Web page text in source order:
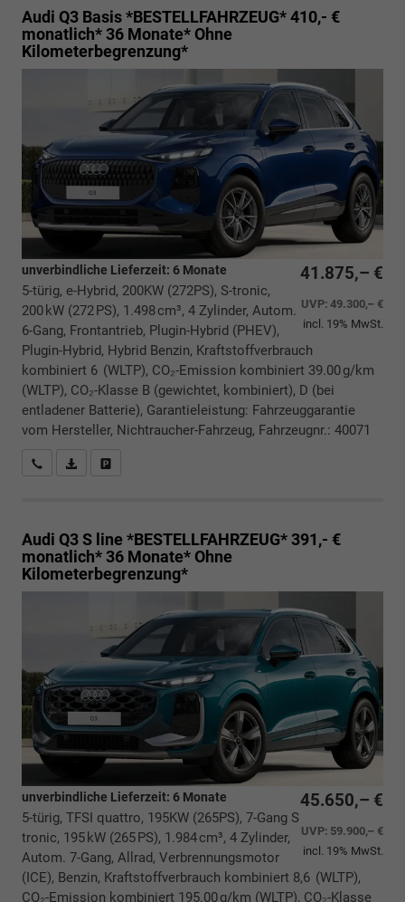
Audi Q3 Basis *BESTELLFAHRZEUG* 410,- €
monatlich* 36 Monate* Ohne
Kilometerbegrenzung*
41.875,– €
UVP:49.300,– €
incl. 19% MwSt.
unverbindliche Lieferzeit: 6 Monate
5-türig, e-Hybrid, 200KW (272PS), S-tronic,
200 kW (272 PS), 1.498 cm³, 4 Zylinder, Autom.
6-Gang, Frontantrieb, Plugin-Hybrid (PHEV),
Plugin-Hybrid, Hybrid Benzin, Kraftstoffverbrauch
kombiniert 6 (WLTP), CO₂-Emission kombiniert 39.00 g/km
(WLTP), CO₂-Klasse B (gewichtet, kombiniert), D (bei
entladener Batterie), Garantieleistung: Fahrzeuggarantie
vom Hersteller, Nichtraucher-Fahrzeug, Fahrzeugnr.: 40071
Rückrufbitte absenden
PDF-Datei, Fahrzeugexposé drucken
Audi Q3S line *BESTELLFAHRZEUG* 391,- €
monatlich* 36 Monate* Ohne
Kilometerbegrenzung*
45.650,– €
UVP: 59.900,– €
incl. 19% MwSt.
unverbindliche Lieferzeit: 6 Monate
5-türig, TFSI quattro, 195KW (265PS), 7-Gang S
tronic, 195 kW (265 PS), 1.984 cm³, 4 Zylinder,
Autom. 7-Gang, Allrad, Verbrennungsmotor
(ICE), Benzin, Kraftstoffverbrauch kombiniert 8,6 (WLTP),
CO₂-Emission kombiniert 195.00 g/km (WLTP), CO₂-Klasse